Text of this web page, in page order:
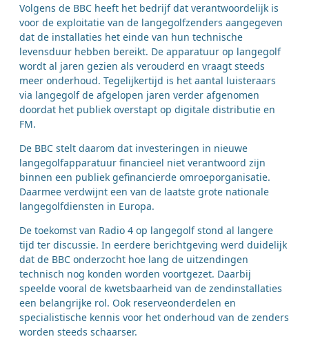
Volgens de BBC heeft het bedrijf dat verantwoordelijk is
voor de exploitatie van de langegolfzenders aangegeven
dat de installaties het einde van hun technische
levensduur hebben bereikt. De apparatuur op langegolf
wordt al jaren gezien als verouderd en vraagt steeds
meer onderhoud. Tegelijkertijd is het aantal luisteraars
via langegolf de afgelopen jaren verder afgenomen
doordat het publiek overstapt op digitale distributie en
FM.
De BBC stelt daarom dat investeringen in nieuwe
langegolfapparatuur financieel niet verantwoord zijn
binnen een publiek gefinancierde omroeporganisatie.
Daarmee verdwijnt een van de laatste grote nationale
langegolfdiensten in Europa.
De toekomst van Radio 4 op langegolf stond al langere
tijd ter discussie. In eerdere berichtgeving werd duidelijk
dat de BBC onderzocht hoe lang de uitzendingen
technisch nog konden worden voortgezet. Daarbij
speelde vooral de kwetsbaarheid van de zendinstallaties
een belangrijke rol. Ook reserveonderdelen en
specialistische kennis voor het onderhoud van de zenders
worden steeds schaarser.